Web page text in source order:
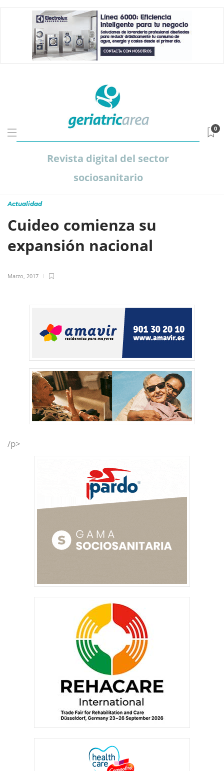
Revista digital del sector
sociosanitario
0
Actualidad
Cuideo comienza su
expansión nacional
Marzo, 2017
/p>